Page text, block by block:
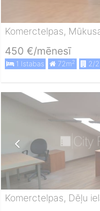
450 €/mēnesī
1 Istabas 72m2